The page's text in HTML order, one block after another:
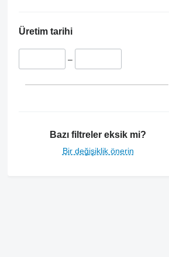
Üretim tarihi
–
Bazı filtreler eksik mi?
Bir değişiklik önerin